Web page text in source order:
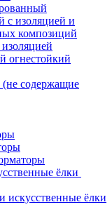
с изоляцией и
композиций
огнестойкий
содержащие
ёлки
искусственные ёлки